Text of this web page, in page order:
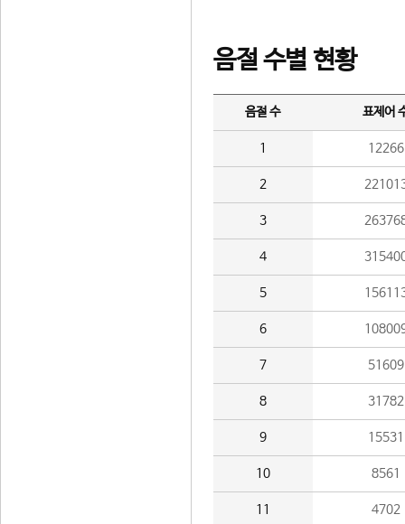
음절 수별 현황
음절 수 표제어
1 12266
2
3
4
5
6
7 51609
8 31782
9 15531
10 8561
11 4702